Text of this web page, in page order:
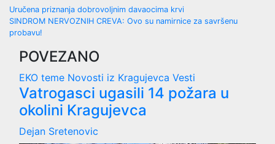
Post
navigation
Uručena priznanja dobrovoljnim davaocima krvi
SINDROM NERVOZNIH CREVA: Ovo su namirnice za savršenu
probavu!
POVEZANO
EKO teme Novosti iz Kragujevca Vesti
Vatrogasci ugasili 14 požara u
okolini Kragujevca
Dejan Sretenovic